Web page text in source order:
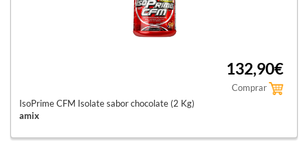
132,90€
Comprar
IsoPrime CFM Isolate sabor chocolate (2 Kg)
amix